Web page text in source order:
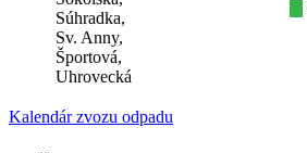
Súhradka,
Sv. Anny,
Športová,
Uhrovecká
Kalendár zvozu odpadu